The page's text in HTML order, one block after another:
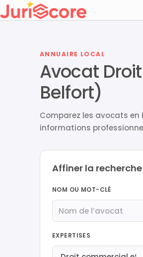
ANNUAIRE LOCAL
Avocat
Belfort)
Comparez les avocats en
informations
Affiner la recherche
NOM OU MOT-CLÉ
EXPERTISES